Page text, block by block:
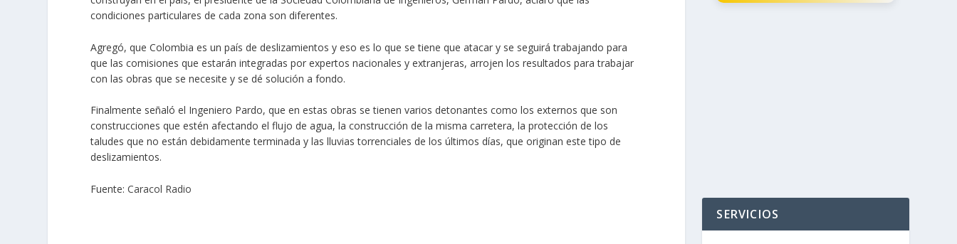
condiciones particulares de cada zona son diferentes.
Agregó, que Colombia es un país de deslizamientos y eso es lo que se tiene que atacar y se seguirá trabajando para
que las comisiones que estarán integradas por expertos nacionales y extranjeras, arrojen los resultados para trabajar
con las obras que se necesite y se dé solución a fondo.
Finalmente señaló el Ingeniero Pardo, que en estas obras se tienen varios detonantes como los externos que son
construcciones que estén afectando el flujo de agua, la construcción de la misma carretera, la protección de los
taludes que no están debidamente terminada y las lluvias torrenciales de los últimos días, que originan este tipo de
deslizamientos.
Fuente:Caracol Radio
SERVICIOS